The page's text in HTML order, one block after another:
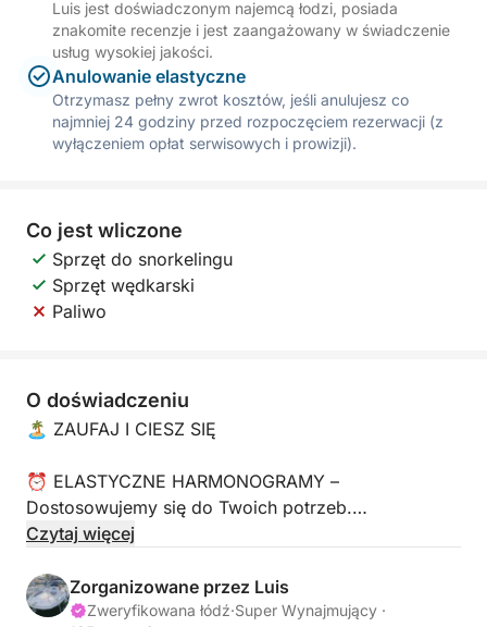
Luis jest doświadczonym najemcą łodzi, posiada
znakomite recenzje i jest zaangażowany w świadczenie
usług wysokiej jakości.
Anulowanie elastyczne
Otrzymasz pełny zwrot kosztów, jeśli anulujesz co
najmniej 24 godziny przed rozpoczęciem rezerwacji (z
wyłączeniem opłat serwisowych i prowizji).
Co jest wliczone
Sprzęt do snorkelingu
Sprzęt wędkarski
Paliwo
O doświadczeniu
🏝 ZAUFAJ I CIESZ SIĘ
⏰ ELASTYCZNE HARMONOGRAMY –
Dostosowujemy się do Twoich potrzeb.
Pół dnia po południu: 15:30 - 19:30 (4 godziny)
Cały dzień: 10:00 - 18:00 (8 godzin)
Czytaj więcej
Zorganizowane przez Luis
Zweryfikowana łódź·Super Wynajmujący ·